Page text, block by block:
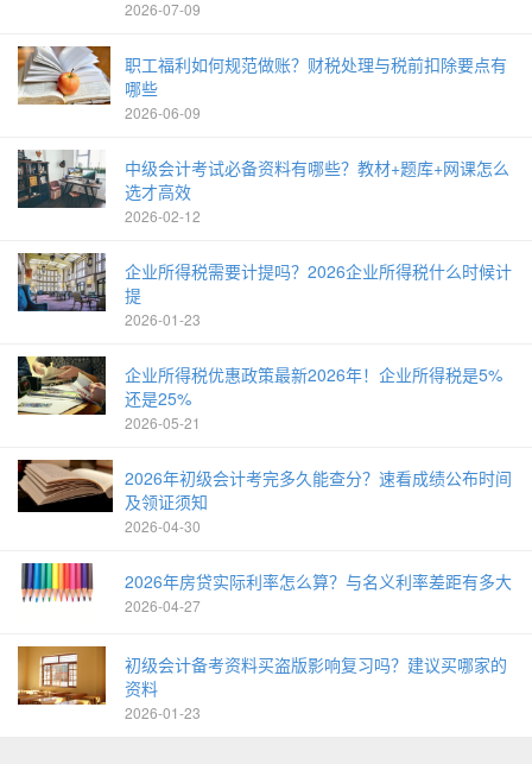
2026-07-09
职工福利如何规范做账？财税处理与税前扣除要点有
哪些
2026-06-09
中级会计考试必备资料有哪些？教材+题库+网课怎么
选才高效
2026-02-12
企业所得税需要计提吗？2026企业所得税什么时候计
提
2026-01-23
企业所得税优惠政策最新2026年！企业所得税是5%
还是25%
2026-05-21
2026年初级会计考完多久能查分？速看成绩公布时间
及领证须知
2026-04-30
2026年房贷实际利率怎么算？与名义利率差距有多大
2026-04-27
初级会计备考资料买盗版影响复习吗？建议买哪家的
资料
2026-01-23